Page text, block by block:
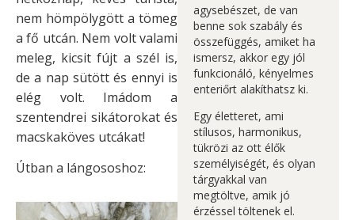
nem hömpölygött a tömeg
a fő utcán. Nem volt valami
meleg, kicsit fújt a szél is,
de a nap sütött és ennyi is
elég volt. Imádom a
szentendrei sikátorokat és
macskaköves utcákat!
Útban a lángososhoz:
agysebészet, de van
benne sok szabály és
összefüggés, amiket ha
ismersz, akkor egy jól
funkcionáló, kényelmes
enteriőrt alakíthatsz ki.
Egy életteret, ami
stílusos, harmonikus,
tükrözi az ott élők
személyiségét, és olyan
tárgyakkal van
megtöltve, amik jó
érzéssel töltenek el.